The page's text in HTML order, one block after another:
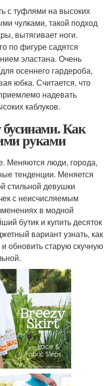
с туфлями на высоких
чулками, такой подход
вытягивает ноги.
по фигуре садятся
эластана. Очень
осеннего гардероба,
юбка. Считается, что
надевать
каблуков.
Как
руками
Меняются люди, города,
тенденции. Меняется
стильной девушки
с неисчисляемым
в модной
бутик и купить десяток
вариант узнать, как
обновить старую скучную